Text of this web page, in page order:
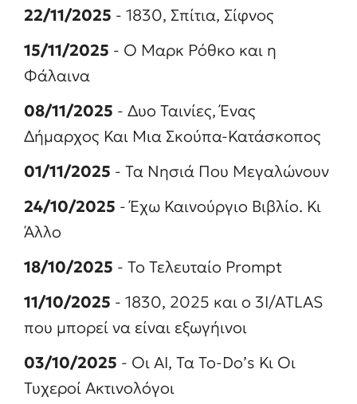
22/11/2025 - 1830, Σπίτια, Σίφνος
15/11/2025 - Ο Μαρκ Ρόθκο και η
Φάλαινα
08/11/2025 - Δυο Ταινίες, Ένας
Δήμαρχος Και Μια Σκούπα-Κατάσκοπος
01/11/2025 - Τα Νησιά Που Μεγαλώνουν
24/10/2025 - Έχω Καινούργιο Βιβλίο. Κι
Άλλο
18/10/2025 - Το Τελευταίο Prompt
11/10/2025 - 1830, 2025 και ο 3Ι/ΑTLAS
που μπορεί να είναι εξωγήινοι
03/10/2025 - Οι ΑΙ, Τα To-Do’s Κι Οι
Τυχεροί Ακτινολόγοι